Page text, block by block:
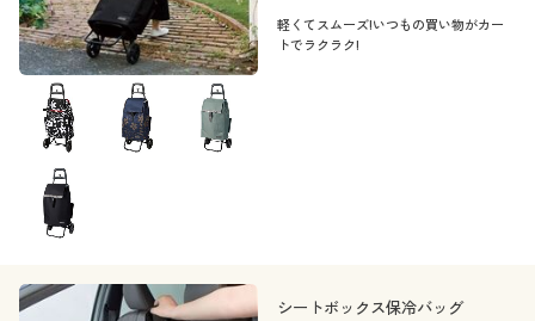
軽くてスムーズ!いつもの買い物がカー
トでラクラク!
シートボックス保冷バッグ